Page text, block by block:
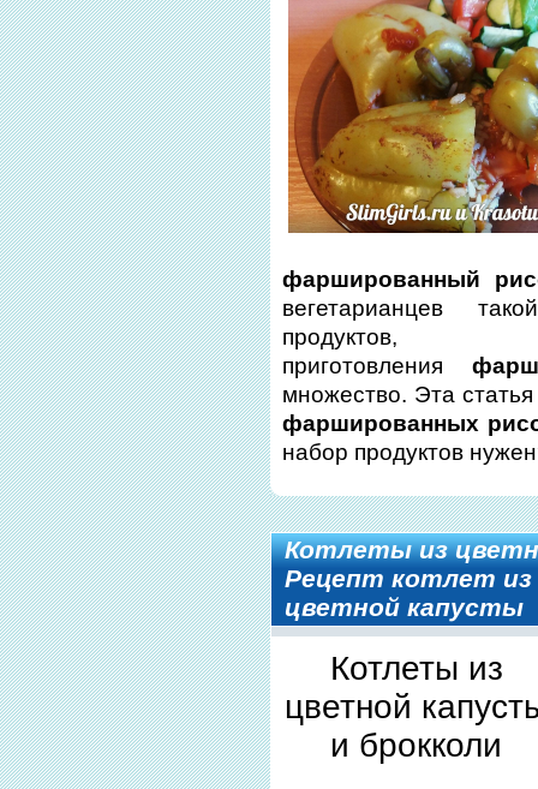
фаршированный
вегетарианцев
приготовления
множество. Эта
фаршированных
набор продуктов
Котлеты из
Рецепт котлет из
цветной капусты
Котлеты из
цветной
и брокколи